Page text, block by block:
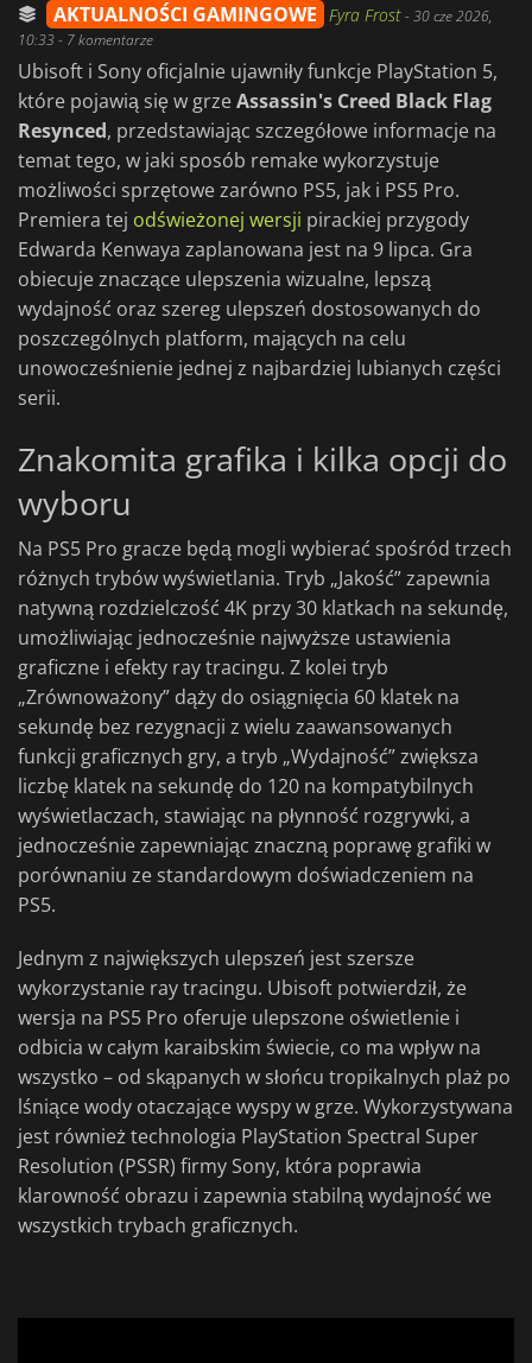
AKTUALNOŚCI GAMINGOWE Fyra Frost-30 cze 2026,
10:33- 7 komentarze
Ubisoft i Sony oficjalnie ujawniły funkcje PlayStation 5,
które pojawią się w grzeAssassin's Creed Black Flag
Resynced, przedstawiając szczegółowe informacje na
temat tego, w jaki sposób remake wykorzystuje
możliwości sprzętowe zarówno PS5, jak i PS5 Pro.
Premiera tej odświeżonej wersji pirackiej przygody
Edwarda Kenwaya zaplanowana jest na 9 lipca. Gra
obiecuje znaczące ulepszenia wizualne, lepszą
wydajność oraz szereg ulepszeń dostosowanych do
poszczególnych platform, mających na celu
unowocześnienie jednej z najbardziej lubianych części
serii.
Znakomita grafika i kilka opcji do
wyboru
Na PS5 Pro gracze będą mogli wybierać spośród trzech
różnych trybów wyświetlania. Tryb „Jakość” zapewnia
natywną rozdzielczość 4K przy 30 klatkach na sekundę,
umożliwiając jednocześnie najwyższe ustawienia
graficzne i efekty ray tracingu. Z kolei tryb
„Zrównoważony” dąży do osiągnięcia 60 klatek na
sekundę bez rezygnacji z wielu zaawansowanych
funkcji graficznych gry, a tryb „Wydajność” zwiększa
liczbę klatek na sekundę do 120 na kompatybilnych
wyświetlaczach, stawiając na płynność rozgrywki, a
jednocześnie zapewniając znaczną poprawę grafiki w
porównaniu ze standardowym doświadczeniem na
PS5.
Jednym z największych ulepszeń jest szersze
wykorzystanie ray tracingu. Ubisoft potwierdził, że
wersja na PS5 Pro oferuje ulepszone oświetlenie i
odbicia w całym karaibskim świecie, co ma wpływ na
wszystko – od skąpanych w słońcu tropikalnych plaż po
lśniące wody otaczające wyspy w grze. Wykorzystywana
jest również technologia PlayStation Spectral Super
Resolution (PSSR) firmy Sony, która poprawia
klarowność obrazu i zapewnia stabilną wydajność we
wszystkich trybach graficznych.